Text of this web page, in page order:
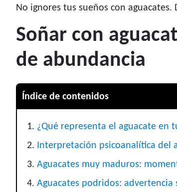
No ignores tus sueños con
Soñar con
de abundancia
Índice de contenidos
¿Qué representa el aguacate en
Interpretación psicoanalítica del
Aguacates muy maduros:
Aguacates podridos: advertencia